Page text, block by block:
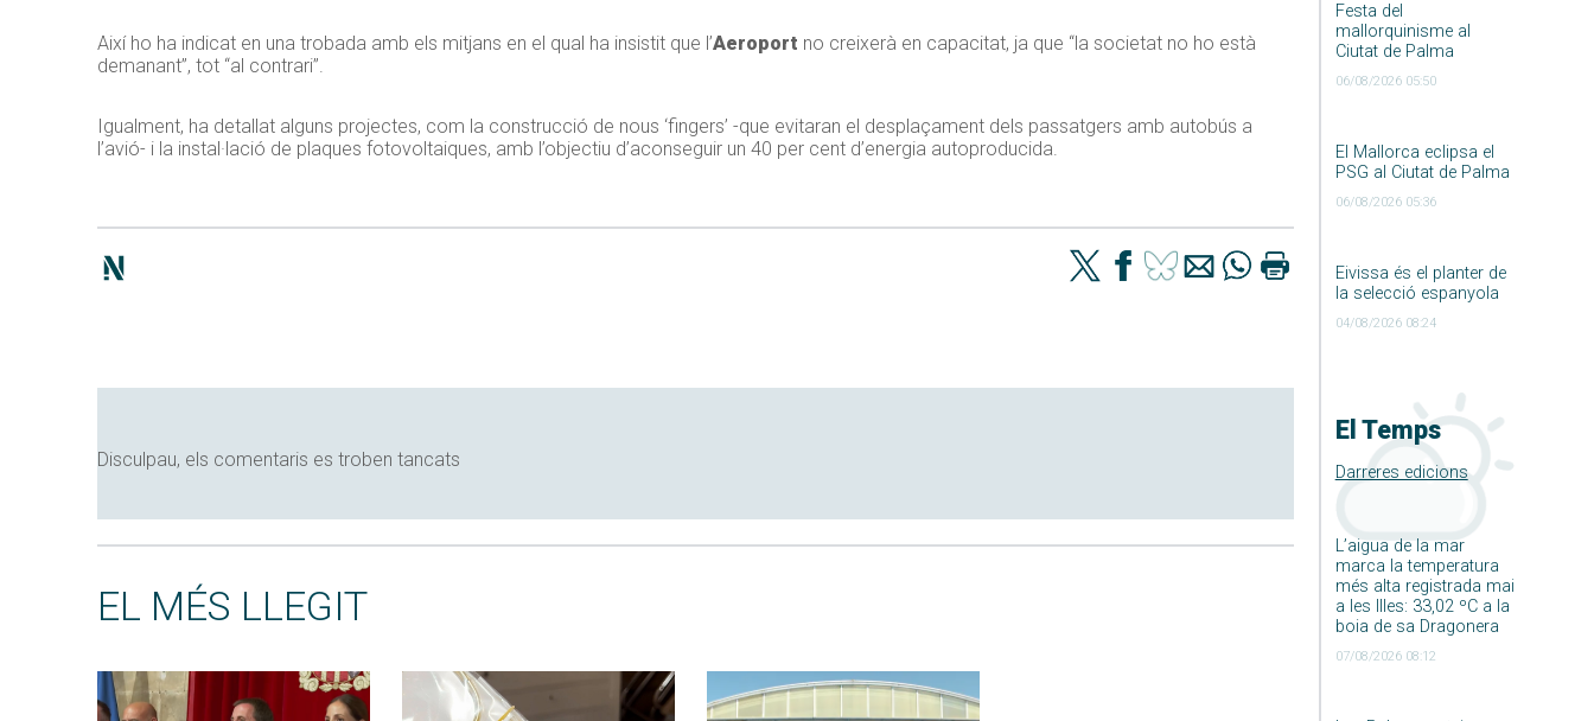
Festa del
mallorquinisme al
Ciutat de Palma
06/08/2026 05:50
El Mallorca eclipsa el
PSG al Ciutat de Palma
06/08/2026 05:36
Eivissa és el planter de
la selecció espanyola
04/08/2026 08:24
El Temps
Darreres edicions
L’aigua de la mar
marca la temperatura
més alta registrada mai
a les Illes: 33,02 ºC a la
boia de sa Dragonera
07/08/2026 08:12
Així ho ha indicat en una trobada amb els mitjans en el qual ha insistit que l’Aeroport no creixerà en capacitat, ja que “la societat no ho està
demanant”, tot “al contrari”.
Igualment, ha detallat alguns projectes, com la construcció de nous ‘fingers’ -que evitaran el desplaçament dels passatgers amb autobús a
l’avió- i la instal·lació de plaques fotovoltaiques, amb l’objectiu d’aconseguir un 40 per cent d’energia autoproducida.
Disculpau, els comentaris es troben tancats
EL MÉS LLEGIT